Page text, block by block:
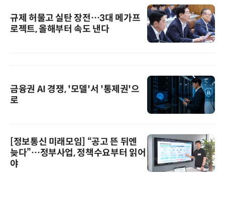
규제 허물고 실탄 장전…3대 메가프
로젝트, 올해부터 속도 낸다
금융권 AI 경쟁, '모델'서 '통제권'으
로
[정보통신 미래모임] “공고 뜬 뒤엔
늦다”…정부사업, 정책수요부터 읽어
야